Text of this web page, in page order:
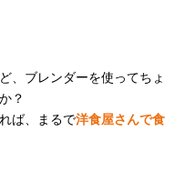
、ブレンダーを使ってちょ
？
ば、まるで洋食屋さんで食